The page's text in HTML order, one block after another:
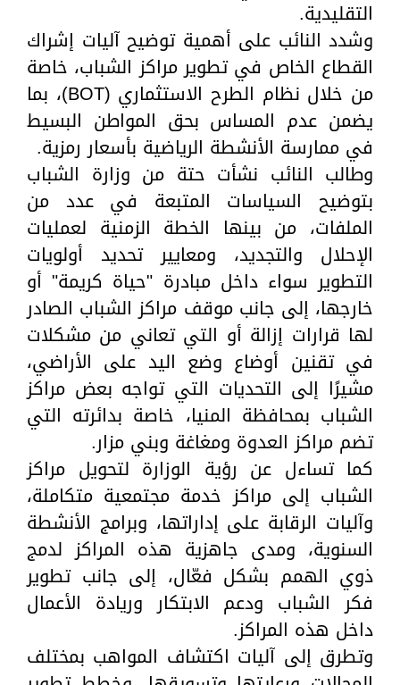
التقليدية.
وشدد النائب على أهمية توضيح آليات إشراك
القطاع الخاص في تطوير مراكز الشباب، خاصة
من خلال نظام الطرح الاستثماري (BOT)، بما
يضمن عدم المساس بحق المواطن البسيط
في ممارسة الأنشطة الرياضية بأسعار رمزية.
وطالب النائب نشأت حتة من وزارة الشباب
بتوضيح السياسات المتبعة في عدد من
الملفات، من بينها الخطة الزمنية لعمليات
الإحلال والتجديد، ومعايير تحديد أولويات
التطوير سواء داخل مبادرة "حياة كريمة" أو
خارجها، إلى جانب موقف مراكز الشباب الصادر
لها قرارات إزالة أو التي تعاني من مشكلات
في تقنين أوضاع وضع اليد على الأراضي،
مشيرًا إلى التحديات التي تواجه بعض مراكز
الشباب بمحافظة المنيا، خاصة بدائرته التي
تضم مراكز العدوة ومغاغة وبني مزار.
كما تساءل عن رؤية الوزارة لتحويل مراكز
الشباب إلى مراكز خدمة مجتمعية متكاملة،
وآليات الرقابة على إداراتها، وبرامج الأنشطة
السنوية، ومدى جاهزية هذه المراكز لدمج
ذوي الهمم بشكل فعّال، إلى جانب تطوير
فكر الشباب ودعم الابتكار وريادة الأعمال
داخل هذه المراكز.
وتطرق إلى آليات اكتشاف المواهب بمختلف